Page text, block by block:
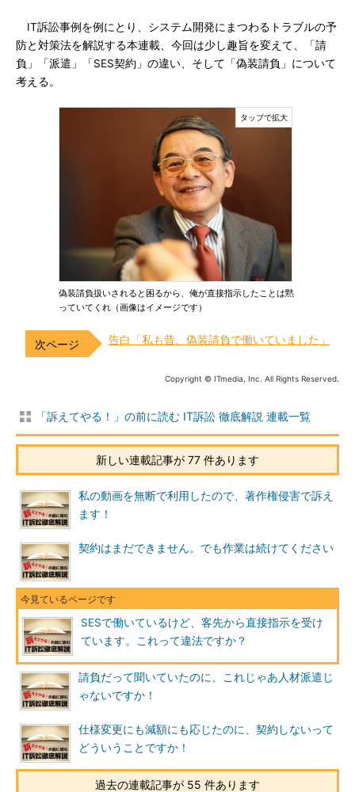
IT訴訟事例を例にとり、システム開発にまつわるトラブルの予
防と対策法を解説する本連載、今回は少し趣旨を変えて、「請
負」「派遣」「SES契約」の違い、そして「偽装請負」について
考える。
偽装請負扱いされると困るから、俺が直接指示したことは黙
っていてくれ（画像はイメージです）
告白「私も昔、偽装請負で働いていました」
Copyright © ITmedia, Inc. All Rights Reserved.
「訴えてやる！」の前に読む IT訴訟 徹底解説 連載一覧
新しい連載記事が 77 件あります
私の動画を無断で利用したので、著作権侵害で訴え
ます！
契約はまだできません。でも作業は続けてください
SESで働いているけど、客先から直接指示を受け
ています。これって違法ですか？
請負だって聞いていたのに、これじゃあ人材派遣じ
ゃないですか！
仕様変更にも減額にも応じたのに、契約しないって
どういうことですか！
過去の連載記事が 55 件あります